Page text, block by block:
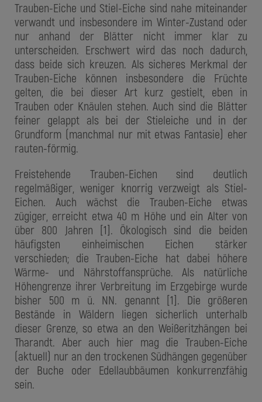
Trauben-Eiche und Stiel-Eiche sind nahe miteinander
verwandt und insbesondere im Winter-Zustand oder
nur anhand der Blätter nicht immer klar zu
unterscheiden. Erschwert wird das noch dadurch,
dass beide sich kreuzen. Als sicheres Merkmal der
Trauben-Eiche können insbesondere die Früchte
gelten, die bei dieser Art kurz gestielt, eben in
Trauben oder Knäulen stehen. Auch sind die Blätter
feiner gelappt als bei der Stieleiche und in der
Grundform (manchmal nur mit etwas Fantasie) eher
rauten-förmig.
Freistehende Trauben-Eichen sind deutlich
regelmäßiger, weniger knorrig verzweigt als Stiel-
Eichen. Auch wächst die Trauben-Eiche etwas
zügiger, erreicht etwa 40 m Höhe und ein Alter von
über 800 Jahren [1]. Ökologisch sind die beiden
häufigsten einheimischen Eichen stärker
verschieden; die Trauben-Eiche hat dabei höhere
Wärme- und Nährstoffansprüche. Als natürliche
Höhengrenze ihrer Verbreitung im Erzgebirge wurde
bisher 500 m ü. NN. genannt [1]. Die größeren
Bestände in Wäldern liegen sicherlich unterhalb
dieser Grenze, so etwa an den Weißeritzhängen bei
Tharandt. Aber auch hier mag die Trauben-Eiche
(aktuell) nur an den trockenen Südhängen gegenüber
der Buche oder Edellaubbäumen konkurrenzfähig
sein.